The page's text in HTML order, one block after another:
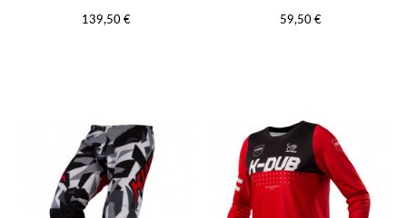
139,50 € 59,50 €